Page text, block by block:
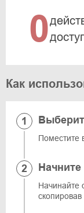
0
Как
Поместите
Начинайте